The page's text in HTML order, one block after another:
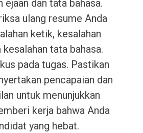
ejaan dan tata bahasa.
ulang resume Anda
ketik, kesalahan
kesalahan tata bahasa.
pada tugas. Pastikan
pencapaian dan
untuk menunjukkan
kerja bahwa Anda
yang hebat.